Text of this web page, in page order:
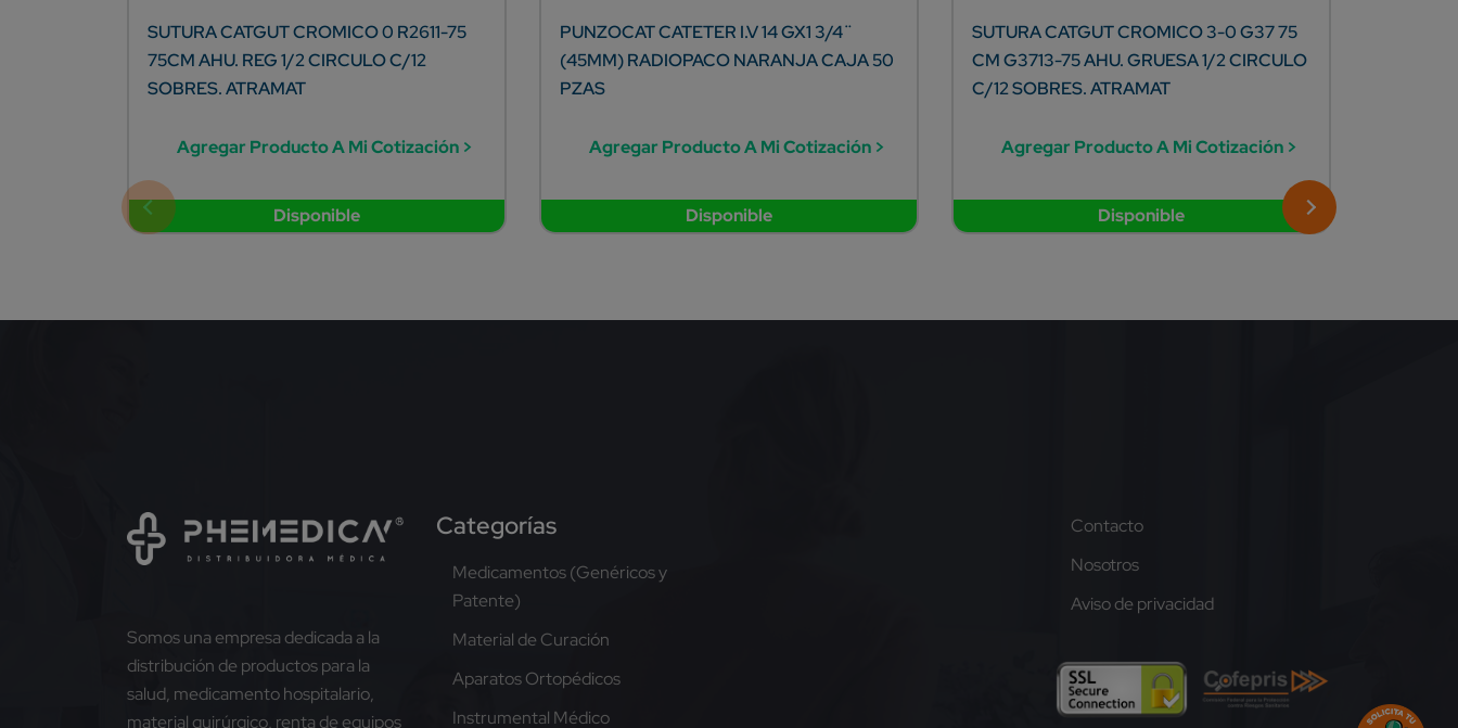
Disponible
SUTURA CATGUT CROMICO 0 R2611-75
75CM AHU. REG 1/2 CIRCULO C/12
SOBRES. ATRAMAT
Agregar Producto A Mi Cotización >
Disponible
PUNZOCAT CATETER I.V 14 GX1 3/4¨
(45MM) RADIOPACO NARANJA CAJA 50
PZAS
Agregar Producto A Mi Cotización >
Disponible
SUTURA CATGUT CROMICO 3-0 G37 75
CM G3713-75 AHU. GRUESA 1/2 CIRCULO
C/12 SOBRES. ATRAMAT
Agregar Producto A Mi Cotización >
Somos una empresa dedicada a la
distribución de productos para la
salud, medicamento hospitalario,
material quirúrgico, renta de equipos
Categorías
Medicamentos (Genéricos y
Patente)
Material de Curación
Aparatos Ortopédicos
Instrumental Médico
Contacto
Nosotros
Aviso de privacidad